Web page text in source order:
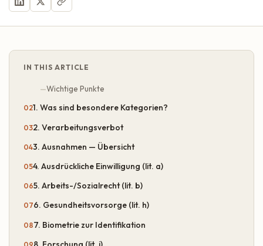
IN THIS ARTICLE
Wichtige Punkte
1. Was sind besondere Kategorien?
2. Verarbeitungsverbot
3. Ausnahmen — Übersicht
4. Ausdrückliche Einwilligung (lit. a)
5. Arbeits-/Sozialrecht (lit. b)
6. Gesundheitsvorsorge (lit. h)
7. Biometrie zur Identifikation